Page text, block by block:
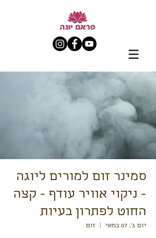
סמינר זום למורים ליוגה
- ניקוי אוויר עודף - קצה
החוט לפתרון בעיות
יום ג׳, 07 במאי זום